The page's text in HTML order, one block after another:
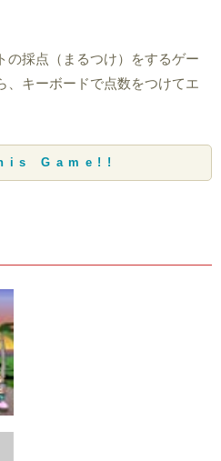
の採点（まるつけ）をするゲー
、キーボードで点数をつけてエ
Game!!